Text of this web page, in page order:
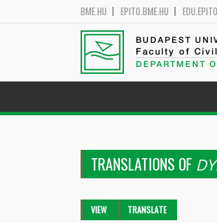
BME.HU EPITO.BME.HU
BUDAPEST
Faculty of
DEPARTMENT
TRANSLATIONS OF
Primary tabs
VIEW TRANSLATE